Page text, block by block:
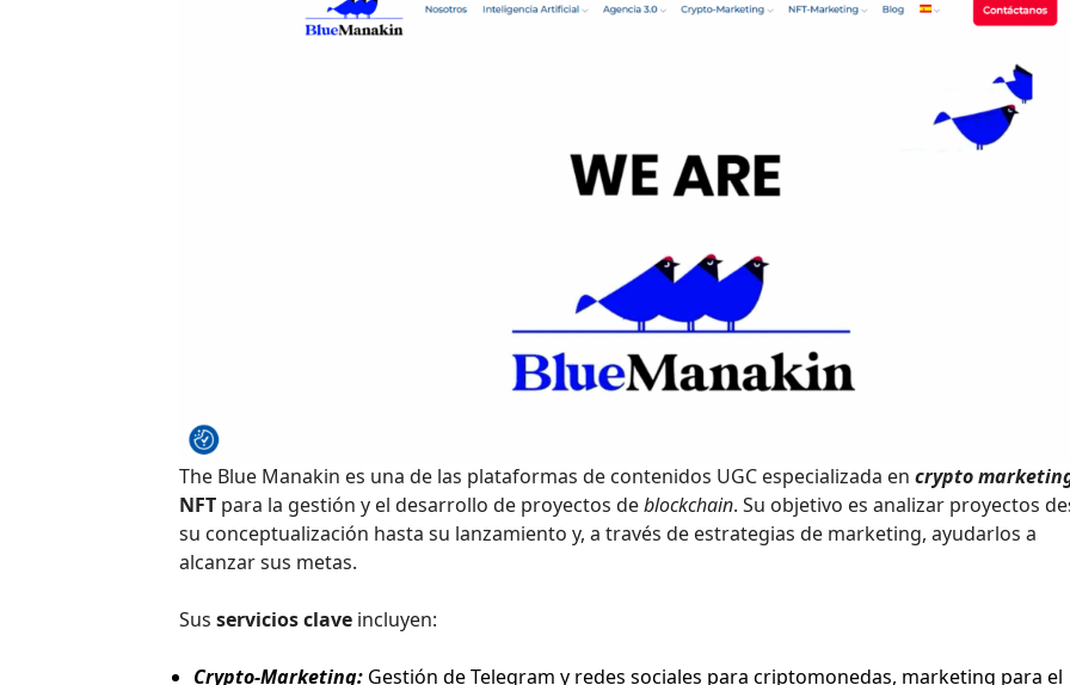
The Blue Manakin es una de las plataformas de contenidos UGC especializada en crypto
NFT para la gestión y el desarrollo de proyectos deblockchain. Su objetivo es analizar proyectos
su conceptualización hasta su lanzamiento y, a través de estrategias de marketing, ayudarlos a
alcanzar sus metas.
Susservicios clave incluyen:
Crypto-Marketing: Gestión de Telegram y redes sociales para criptomonedas, marketing para el